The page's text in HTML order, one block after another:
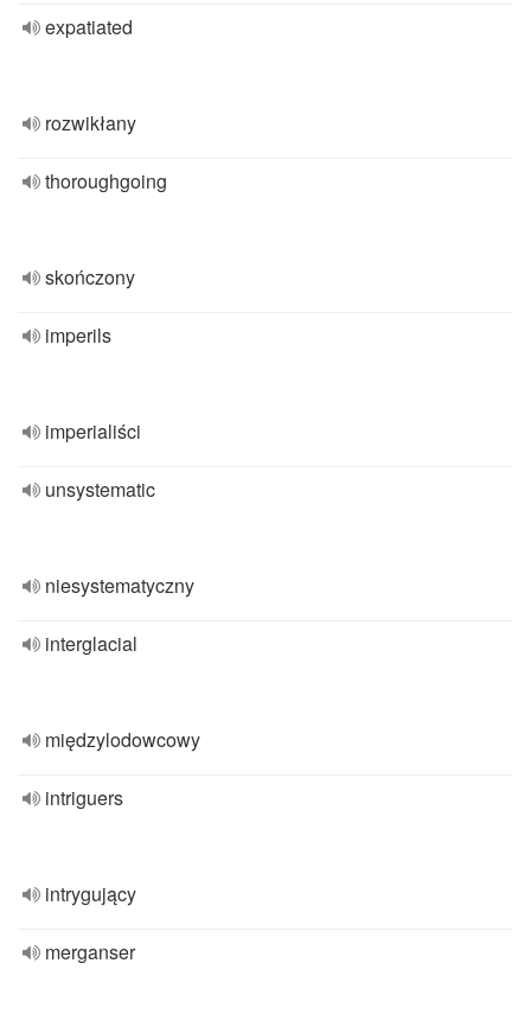
expatiated
rozwikłany
thoroughgoing
skończony
imperils
imperialiści
unsystematic
niesystematyczny
interglacial
międzylodowcowy
intriguers
intrygujący
merganser